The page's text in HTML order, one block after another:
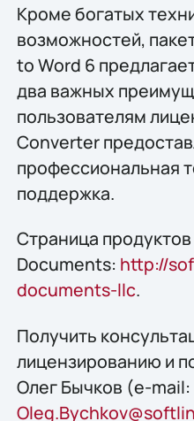
Кроме богатых
возможностей,
to Word 6
два важных
пользователям
Converter
профессиональная
поддержка.
Страница
Documents: http://
documents-llc.
Получить
лицензированию и
Олег Бычков (e-mail: